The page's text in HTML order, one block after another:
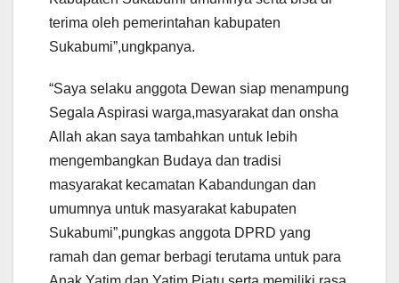
terima oleh pemerintahan kabupaten
Sukabumi”,ungkpanya.
“Saya selaku anggota Dewan siap menampung
Segala Aspirasi warga,masyarakat dan onsha
Allah akan saya tambahkan untuk lebih
mengembangkan Budaya dan tradisi
masyarakat kecamatan Kabandungan dan
umumnya untuk masyarakat kabupaten
Sukabumi”,pungkas anggota DPRD yang
ramah dan gemar berbagi terutama untuk para